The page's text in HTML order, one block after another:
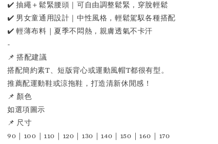
✔️ 抽繩＋鬆緊腰頭｜可自由調整鬆緊，穿脫輕鬆
✔️ 男女童通用設計｜中性風格，輕鬆駕馭各種搭配
✔️ 輕薄布料｜夏季不悶熱，親膚透氣不卡汗
-
📌 搭配建議
搭配簡約素T、短版背心或運動風帽T都很有型。
推薦配運動鞋或涼拖鞋，打造清新休閒感！
📌 顏色
如選項圖示
📌 尺寸
90｜100｜110｜120｜130｜140｜150｜160｜170